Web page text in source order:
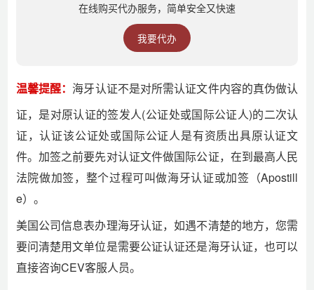
在线购买代办服务，简单安全又快速
我要代办
温馨提醒： 海牙认证不是对所需认证文件内容的真伪做认
证，是对原认证的签发人(公证处或国际公证人)的二次认
证，认证该公证处或国际公证人是有资质出具原认证文
件。加签之前要先对认证文件做国际公证，在到最高人民
法院做加签，整个过程可叫做海牙认证或加签（Apostill
e）。
美国公司信息表办理海牙认证，如遇不清楚的地方，您需
要问清楚用文单位是需要公证认证还是海牙认证，也可以
直接咨询CEV客服人员。